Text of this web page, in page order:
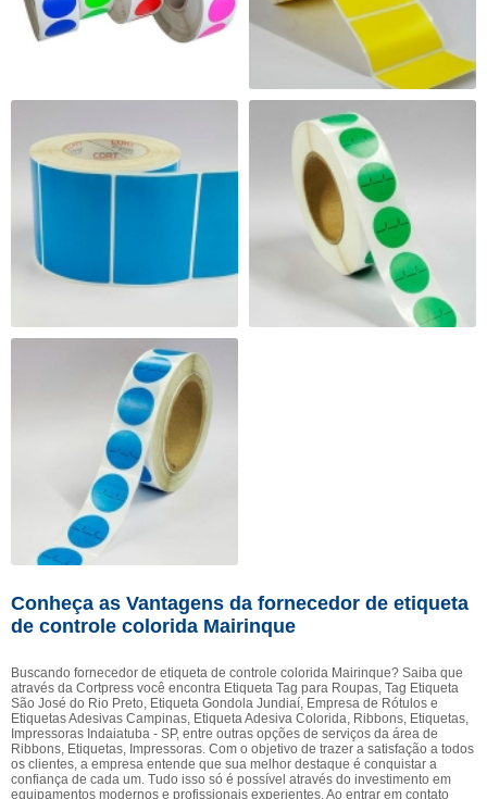
Conheça as Vantagens da fornecedor de etiqueta
de controle colorida Mairinque
Buscando fornecedor de etiqueta de controle colorida Mairinque? Saiba que
através da Cortpress você encontra Etiqueta Tag para Roupas, Tag Etiqueta
São José do Rio Preto, Etiqueta Gondola Jundiaí, Empresa de Rótulos e
Etiquetas Adesivas Campinas, Etiqueta Adesiva Colorida, Ribbons, Etiquetas,
Impressoras Indaiatuba - SP, entre outras opções de serviços da área de
Ribbons, Etiquetas, Impressoras. Com o objetivo de trazer a satisfação a todos
os clientes, a empresa entende que sua melhor destaque é conquistar a
confiança de cada um. Tudo isso só é possível através do investimento em
equipamentos modernos e profissionais experientes. Ao entrar em contato